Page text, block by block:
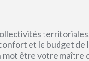
et le budget
être votre